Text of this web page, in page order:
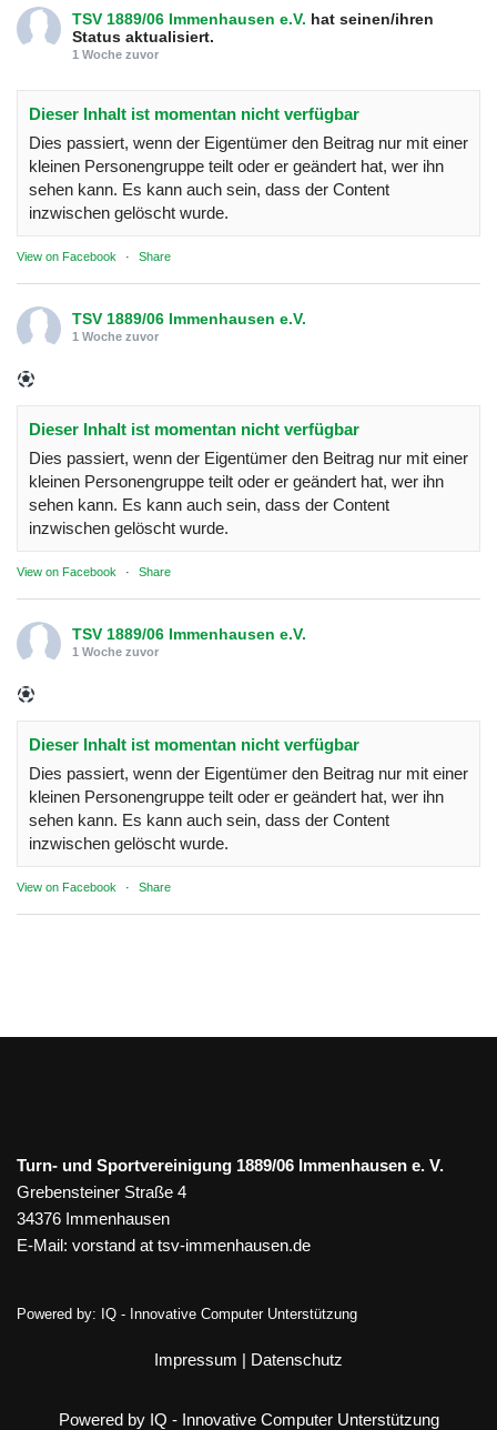
TSV 1889/06 Immenhausen e.V. hat seinen/ihren
Status aktualisiert.
1 Woche zuvor
Dieser Inhalt ist momentan nicht verfügbar
Dies passiert, wenn der Eigentümer den Beitrag nur mit einer
kleinen Personengruppe teilt oder er geändert hat, wer ihn
sehen kann. Es kann auch sein, dass der Content
inzwischen gelöscht wurde.
View on Facebook · Share
TSV 1889/06 Immenhausen e.V.
1 Woche zuvor
Dieser Inhalt ist momentan nicht verfügbar
Dies passiert, wenn der Eigentümer den Beitrag nur mit einer
kleinen Personengruppe teilt oder er geändert hat, wer ihn
sehen kann. Es kann auch sein, dass der Content
inzwischen gelöscht wurde.
View on Facebook · Share
TSV 1889/06 Immenhausen e.V.
1 Woche zuvor
Dieser Inhalt ist momentan nicht verfügbar
Dies passiert, wenn der Eigentümer den Beitrag nur mit einer
kleinen Personengruppe teilt oder er geändert hat, wer ihn
sehen kann. Es kann auch sein, dass der Content
inzwischen gelöscht wurde.
View on Facebook · Share
Turn- und Sportvereinigung 1889/06 Immenhausen e. V.
Grebensteiner Straße 4
34376 Immenhausen
E-Mail: vorstand at tsv-immenhausen.de
Powered by: IQ - Innovative Computer Unterstützung
Impressum | Datenschutz
Powered by IQ - Innovative Computer Unterstützung